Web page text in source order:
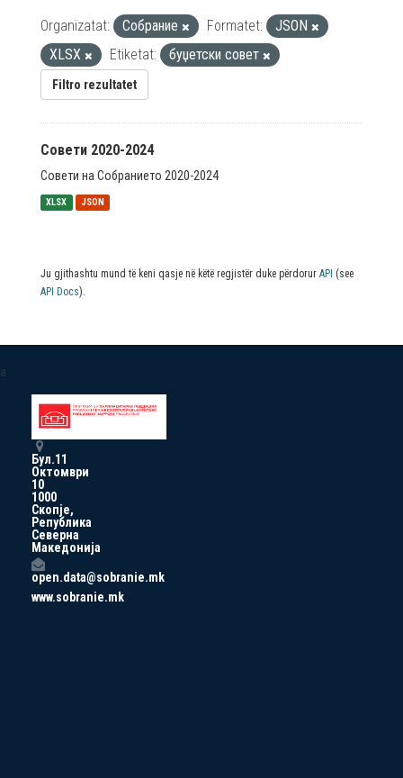
Organizatat: Собрание Formatet:
JSON
XLSX
Etiketat: буџетски совет
Filtro rezultatet
Совети 2020-2024
Совети на Собранието 2020-2024
XLSX JSON
Ju gjithashtu mund të keni qasje në këtë regjistër duke përdorur API (see
API Docs).
a
Бул.11
Октомври
10
1000
Скопје,
Република
Северна
Македонија
open.data@sobranie.mk
www.sobranie.mk